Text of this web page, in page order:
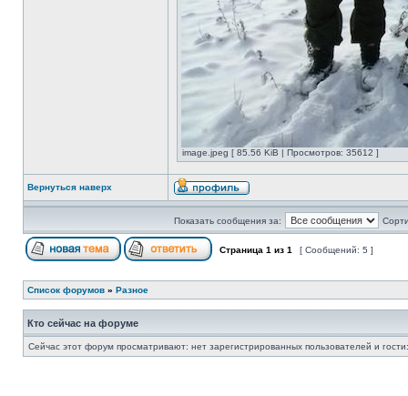
image.jpeg [ 85.56 KiB | Просмотров: 35612 ]
Вернуться наверх
Показать сообщения за:
Страница 1 из 1 [ Сообщений: 5 ]
Список форумов » Разное
Кто сейчас на форуме
Сейчас этот форум просматривают: нет зарегистрированных пользователей и